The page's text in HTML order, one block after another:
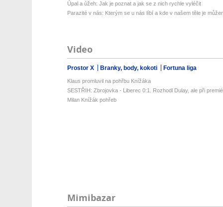
Úpal a úžeh: Jak je poznat a jak se z nich rychle vyléčit
Parazité v nás: Kterým se u nás líbí a kde v našem těle je
Video
Prostor X Branky, body, kokoti Fortuna liga
Klaus promluvil na pohřbu Knížáka
SESTŘIH: Zbrojovka - Liberec 0:1. Rozhodl Dulay, ale při
Milan Knížák pohřeb
Mimibazar